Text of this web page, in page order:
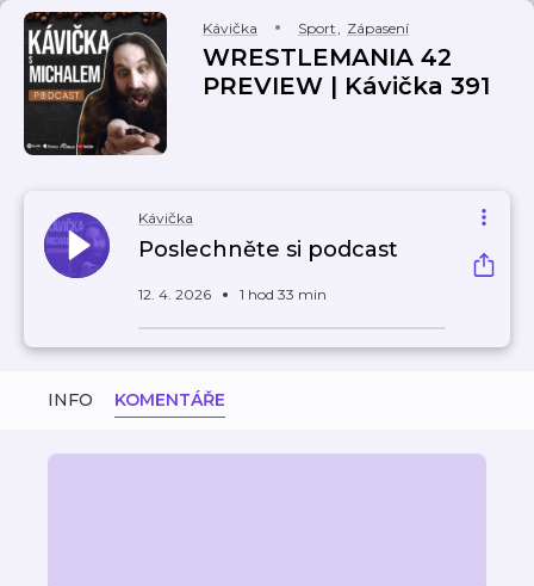
Kávička Sport, Zápasení
WRESTLEMANIA 42
PREVIEW | Kávička 391
Kávička
Poslechněte si podcast
12. 4. 2026 1 hod 33 min
INFO KOMENTÁŘE